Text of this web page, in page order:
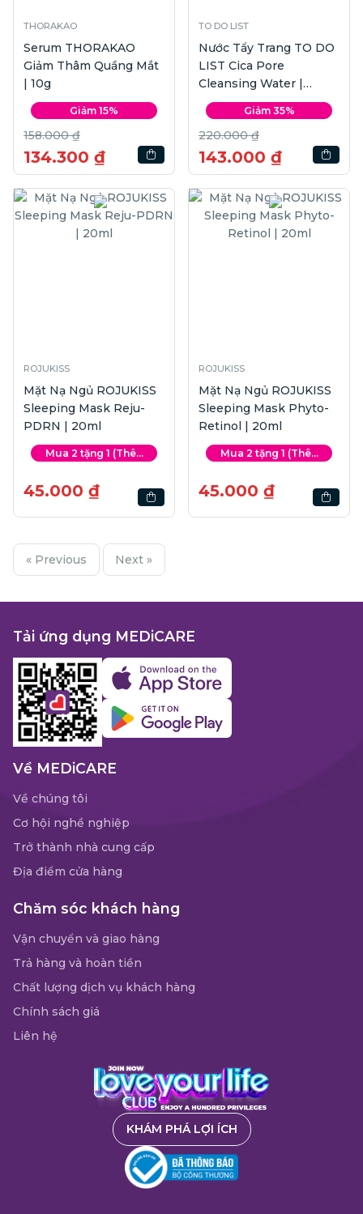
THORAKAO
Serum THORAKAO
Giảm Thâm Quầng Mắt
| 10g
Giảm 15%
158.000 ₫
134.300 ₫
TO DO LIST
Nước Tẩy Trang TO DO
LIST Cica Pore
Cleansing Water |
300ml
Giảm 35%
220.000 ₫
143.000 ₫
ROJUKISS
Mặt Nạ Ngủ ROJUKISS
Sleeping Mask Reju-
PDRN | 20ml
Mua 2 tặng 1 (Thê...
45.000 ₫
ROJUKISS
Mặt Nạ Ngủ ROJUKISS
Sleeping Mask Phyto-
Retinol | 20ml
Mua 2 tặng 1 (Thê...
45.000 ₫
« Previous Next »
Tải ứng dụng MEDiCARE
Về MEDiCARE
Về chúng tôi
Cơ hội nghề nghiệp
Trở thành nhà cung cấp
Địa điểm cửa hàng
Chăm sóc khách hàng
Vận chuyển và giao hàng
Trả hàng và hoàn tiền
Chất lượng dịch vụ khách hàng
Chính sách giá
Liên hệ
KHÁM PHÁ LỢI ÍCH